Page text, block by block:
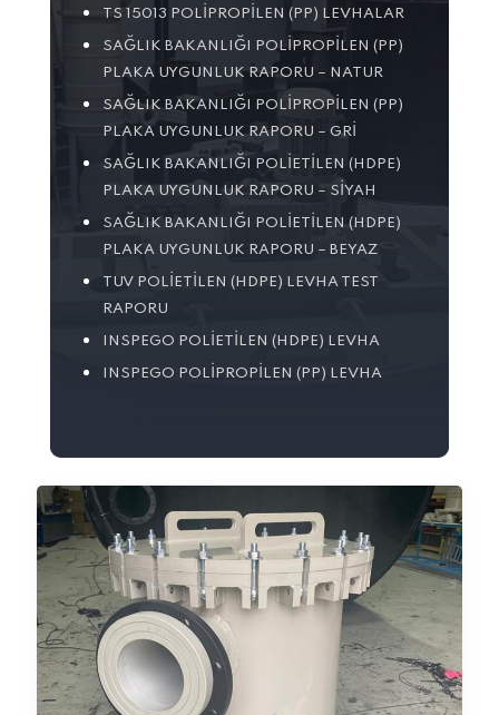
TS 15013 POLIPROPILEN (PP) LEVHALAR
SAĞLIK BAKANLIĞI POLIPROPILEN (PP)
PLAKA UYGUNLUK RAPORU – NATUR
SAĞLIK BAKANLIĞI POLIPROPILEN (PP)
PLAKA UYGUNLUK RAPORU – GRI
SAĞLIK BAKANLIĞI POLIETILEN (HDPE)
PLAKA UYGUNLUK RAPORU – SIYAH
SAĞLIK BAKANLIĞI POLIETILEN (HDPE)
PLAKA UYGUNLUK RAPORU – BEYAZ
TUV POLIETILEN (HDPE) LEVHA TEST
RAPORU
INSPEGO POLIETILEN (HDPE) LEVHA
INSPEGO POLIPROPILEN (PP) LEVHA